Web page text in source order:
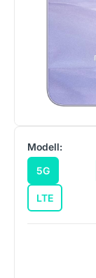
Modell:
5G
LTE